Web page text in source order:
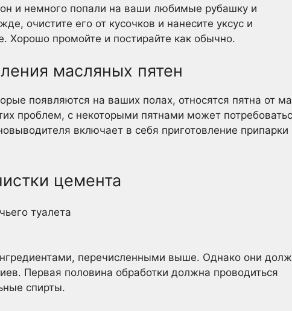
и немного попали на ваши любимые рубашку и
очистите его от кусочков и нанесите уксус и
Хорошо промойте и постирайте как обычно.
масляных пятен
появляются на ваших полах, относятся пятна от
проблем, с некоторыми пятнами может
включает в себя приготовление припарки
цемента
туалета
перечисленными выше. Однако они
Первая половина обработки должна проводиться
спирты.